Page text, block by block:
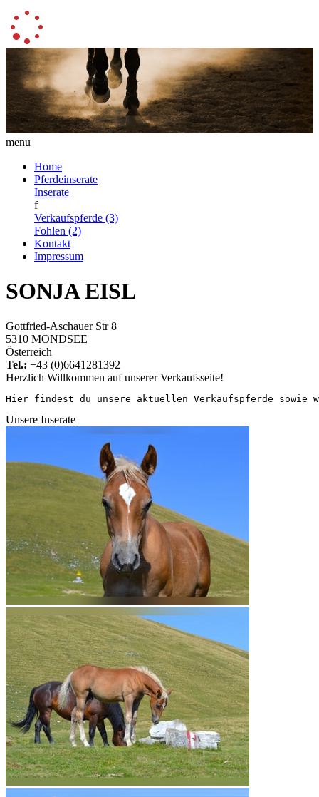
menu
Home
Pferdeinserate
Inserate
f
Verkaufspferde (3)
Fohlen (2)
Kontakt
Impressum
SONJA EISL
Gottfried-Aschauer Str 8
5310 MONDSEE
Österreich
Tel.: +43 (0)6641281392
Herzlich Willkommen auf unserer Verkaufsseite!
Hier findest du unsere aktuellen Verkaufspferde sowie
Unsere Inserate